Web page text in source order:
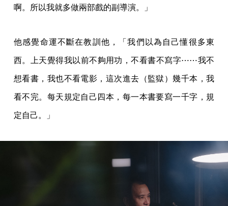
啊。所以我就多做兩部戲的副導演。」
他感覺命運不斷在教訓他，「我們以為自己懂很多東
西。上天覺得我以前不夠用功，不看書不寫字⋯⋯我不
想看書，我也不看電影，這次進去（監獄）幾千本，我
看不完。每天規定自己四本，每一本書要寫一千字，規
定自己。」